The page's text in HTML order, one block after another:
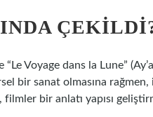
Voyage dans la Lune”
bir sanat olmasına
bir anlatı yapısı